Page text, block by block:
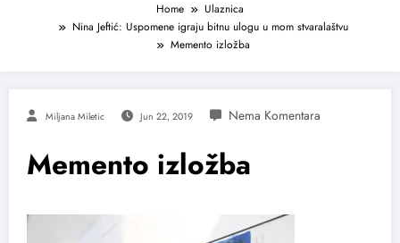
Home
Ulaznica
Nina Jeftić: Uspomene igraju bitnu ulogu u mom stvaralaštvu
Memento izložba
Miljana Miletic Jun 22, 2019
Memento izložba